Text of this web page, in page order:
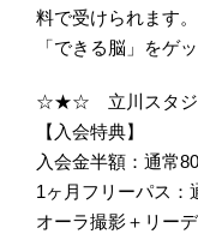
料で受けられます
「できる脳」をゲ
☆★☆ 立川スタジ
【入会特典】
入会金半額：通常
1ヶ月フリーパス
オーラ撮影＋リー